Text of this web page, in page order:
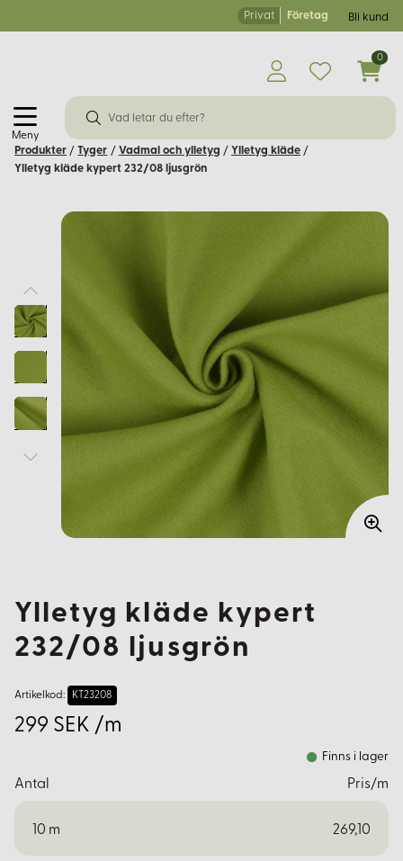
Privat Företag Bli kund
Meny
0
Produkter / Tyger / Vadmal och ylletyg / Ylletyg kläde /
Ylletyg kläde kypert 232/08 ljusgrön
Ylletyg kläde kypert
232/08 ljusgrön
Artikelkod: KT23208
299 SEK /m
Finns i lager
Antal Pris/m
10 m 269,10